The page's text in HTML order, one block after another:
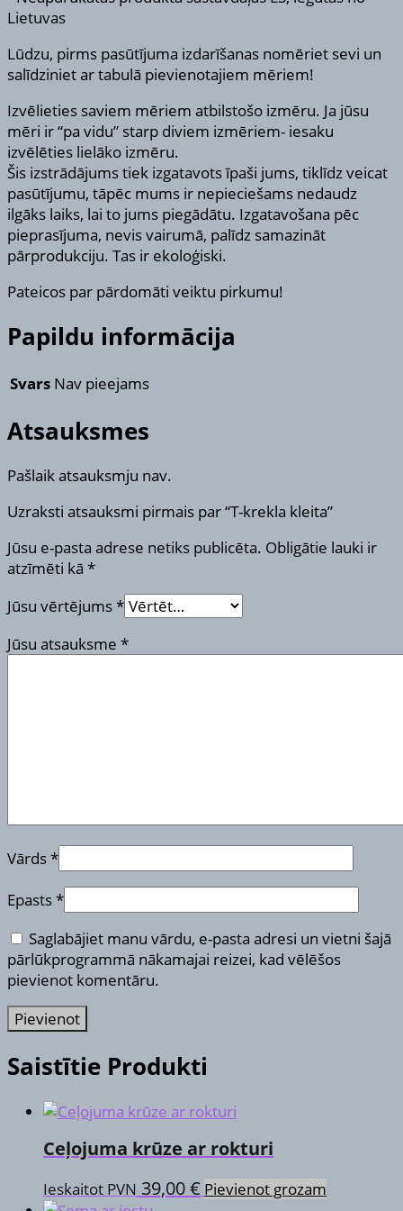
Lietuvas
Lūdzu, pirms pasūtījuma izdarīšanas nomēriet sevi un
salīdziniet ar tabulā pievienotajiem mēriem!
Izvēlieties saviem mēriem atbilstošo izmēru. Ja jūsu
mēri ir “pa vidu” starp diviem izmēriem- iesaku
izvēlēties lielāko izmēru.
Šis izstrādājums tiek izgatavots īpaši jums, tiklīdz veicat
pasūtījumu, tāpēc mums ir nepieciešams nedaudz
ilgāks laiks, lai to jums piegādātu. Izgatavošana pēc
pieprasījuma, nevis vairumā, palīdz samazināt
pārprodukciju. Tas ir ekoloģiski.
Pateicos par pārdomāti veiktu pirkumu!
Papildu informācija
Svars Nav pieejams
Atsauksmes
Pašlaik atsauksmju nav.
Uzraksti atsauksmi pirmais par “T-krekla kleita”
Jūsu e-pasta adrese netiks publicēta. Obligātie lauki ir
atzīmēti kā *
Jūsu vērtējums*
Jūsu atsauksme *
Vārds*
Epasts*
Saglabājiet manu vārdu, e-pasta adresi un vietni šajā
pārlūkprogrammā nākamajai reizei, kad vēlēšos
pievienot komentāru.
Saistītie Produkti
Ceļojuma krūze ar rokturi
Ieskaitot PVN 39,00€ Pievienot grozam